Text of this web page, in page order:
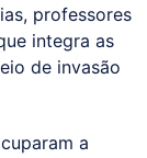
professores
integra as
de invasão
a